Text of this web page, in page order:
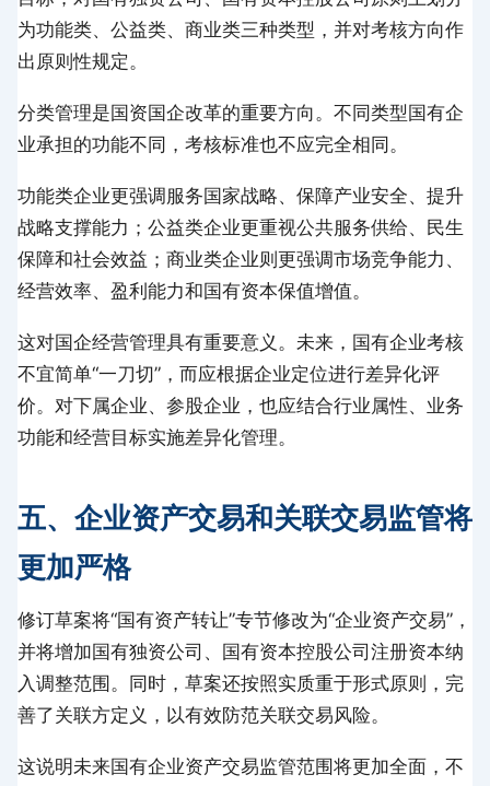
为功能类、公益类、商业类三种类型，并对考核方向作
出原则性规定。
分类管理是国资国企改革的重要方向。不同类型国有企
业承担的功能不同，考核标准也不应完全相同。
功能类企业更强调服务国家战略、保障产业安全、提升
战略支撑能力；公益类企业更重视公共服务供给、民生
保障和社会效益；商业类企业则更强调市场竞争能力、
经营效率、盈利能力和国有资本保值增值。
这对国企经营管理具有重要意义。未来，国有企业考核
不宜简单“一刀切”，而应根据企业定位进行差异化评
价。对下属企业、参股企业，也应结合行业属性、业务
功能和经营目标实施差异化管理。
五、企业资产交易和关联交易监管将
更加严格
修订草案将“国有资产转让”专节修改为“企业资产交易”，
并将增加国有独资公司、国有资本控股公司注册资本纳
入调整范围。同时，草案还按照实质重于形式原则，完
善了关联方定义，以有效防范关联交易风险。
这说明未来国有企业资产交易监管范围将更加全面，不